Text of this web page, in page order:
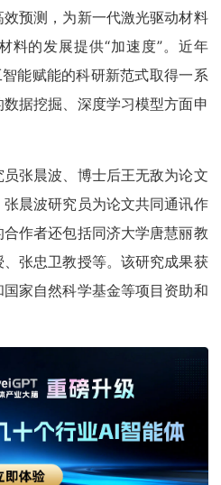
预测，为新一代激光驱动材料
料的发展提供“加速度”。近年
能赋能的科研新范式取得一系
据挖掘、深度学习模型方面申
张晨波、博士后王无敌为论文
晨波研究员为论文共同通讯作
作者还包括同济大学唐慧丽教
张忠卫教授等。该研究成果获
家自然科学基金等项目资助和